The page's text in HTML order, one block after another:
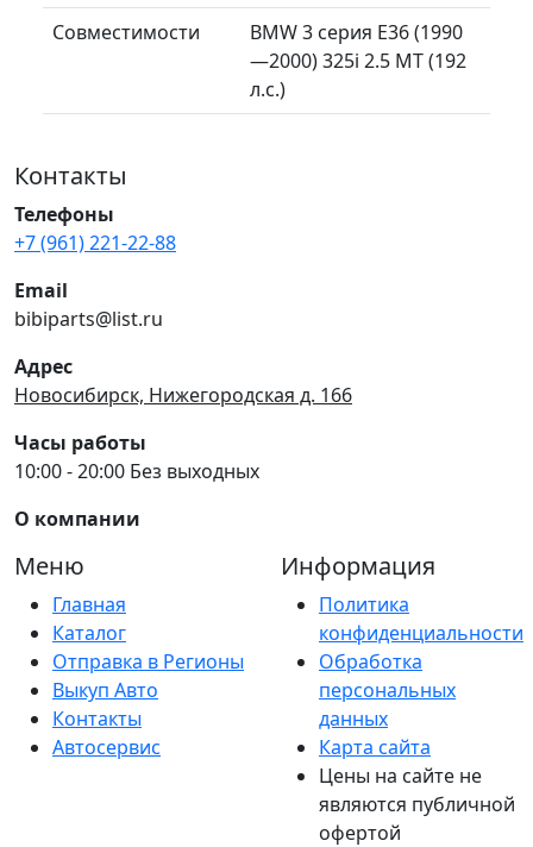
Совместимости
BMW 3 серия E36 (1990
—2000) 325i 2.5 MT (192
л.с.)
Контакты
Телефоны
+7 (961) 221-22-88
Email
bibiparts@list.ru
Адрес
Новосибирск, Нижегородская д. 166
Часы работы
10:00 - 20:00 Без выходных
О компании
Меню
Главная
Каталог
Отправка в Регионы
Выкуп Авто
Контакты
Автосервис
Информация
Политика
конфиденциальности
Обработка
персональных
данных
Карта сайта
Цены на сайте не
являются публичной
офертой